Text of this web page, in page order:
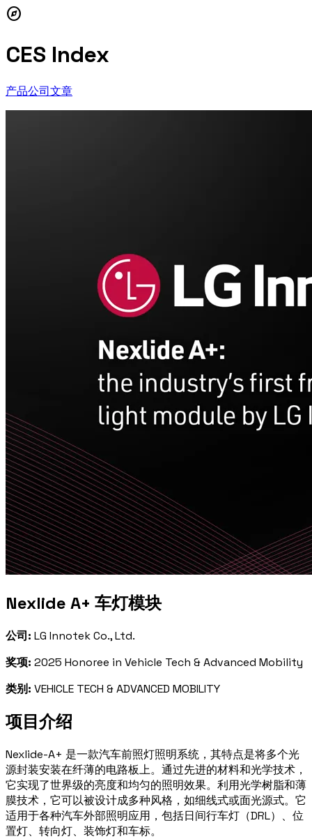
explore
CES Index
产品公司文章
Nexlide A+ 车灯模块
公司: LG Innotek Co., Ltd.
奖项: 2025 Honoree in Vehicle Tech & Advanced Mobility
类别: VEHICLE TECH & ADVANCED MOBILITY
项目介绍
Nexlide-A+ 是一款汽车前照灯照明系统，其特点是将多个光
源封装安装在纤薄的电路板上。通过先进的材料和光学技术，
它实现了世界级的亮度和均匀的照明效果。利用光学树脂和薄
膜技术，它可以被设计成多种风格，如细线式或面光源式。它
适用于各种汽车外部照明应用，包括日间行车灯（DRL）、位
置灯、转向灯、装饰灯和车标。